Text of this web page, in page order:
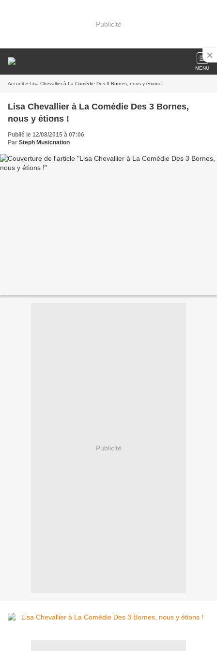
Publicité
MENU
Accueil » Lisa Chevallier à La Comédie Des 3 Bornes, nous y étions !
Lisa Chevallier à La Comédie Des 3 Bornes,
nous y étions !
Publié le 12/08/2015 à 07:06
Par Steph Musicnation
Publicité